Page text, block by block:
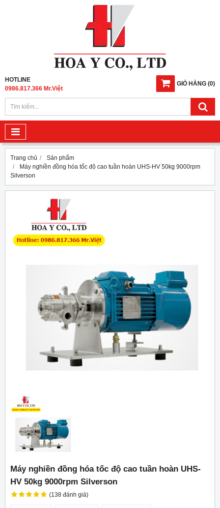
GIỎ HÀNG (0)
HOTLINE
0986.817.366 Mr.Việt
Trang chủ
Sản phẩm
Máy nghiền đồng hóa tốc độ cao tuần hoàn UHS-HV 50kg 9000rpm
Silverson
Máy nghiền đồng hóa tốc độ cao tuần hoàn UHS-
HV 50kg 9000rpm Silverson
(138 đánh giá)